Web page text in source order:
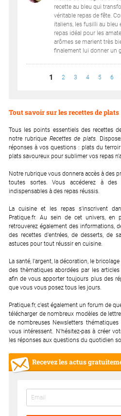
recette au bleu qui
véritable repas de fête.
italiens, les fusilli au
repas idéal pour les
arômes se marient très
finalement lui donner un
1 2 3 4 5 6
Tout savoir sur les recettes de plats
Tous les points essentiels des recettes
notre rubrique Recettes de plats.
réponses à vos questions : plats du
plats savoureux pour sublimer vos repas
Notre rubrique vous donnera accès à des
toutes sortes. Vous accéderez à
indispensables à des repas réussis.
La cuisine et les repas s'inscrivent
Pratique.fr. Au sein de cet univers, en
retrouverez également des informations,
des recettes d'entrées, de desserts, de
astuces pour tout réussir en cuisine.
La santé, l'argent, la décoration, le
des thèmatiques abordées par les
afin de vous apporter toujours plus des
que vous vous posez tous les jours.
Pratique.fr, c'est également un forum de
télécharger de nombreux modèles de
de nombreuses Newsletters
vous intéressent. N'hésitez-pas à créer
les réponses aux questions du quotidien
Recevez les actus